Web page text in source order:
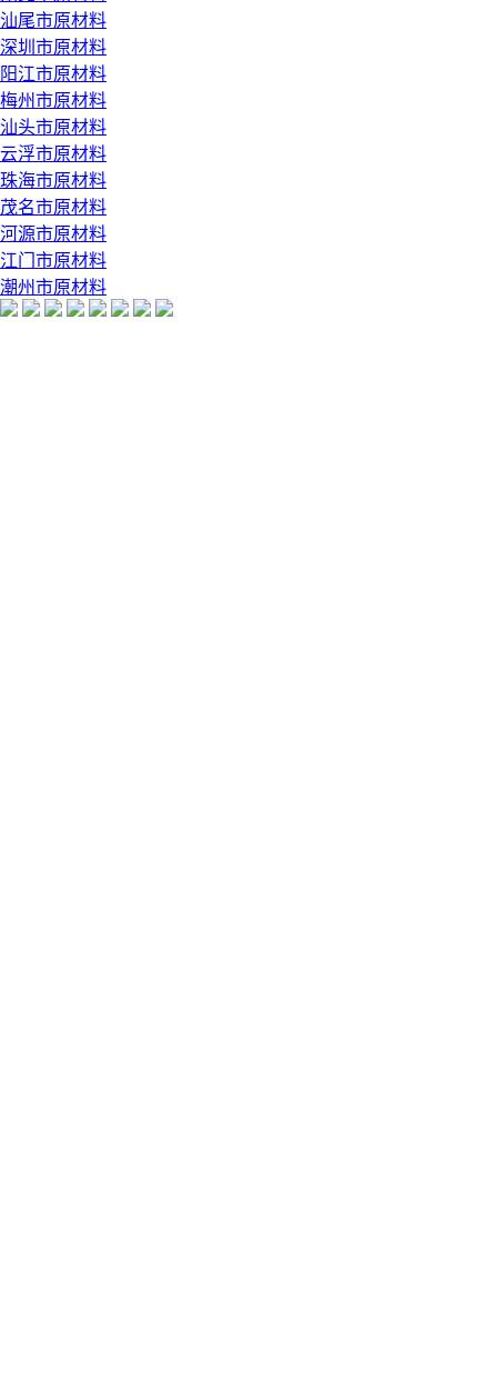
汕尾市原材料
深圳市原材料
阳江市原材料
梅州市原材料
汕头市原材料
云浮市原材料
珠海市原材料
茂名市原材料
河源市原材料
江门市原材料
潮州市原材料